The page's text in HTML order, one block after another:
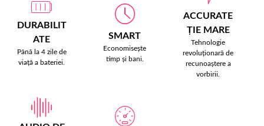
DURABILIT
ATE
Până la 4 zile de
viață a bateriei.
SMART
Economisește
timp și bani.
ACCURATE
ȚIE MARE
Tehnologie
revoluționară de
recunoaștere a
vorbirii.